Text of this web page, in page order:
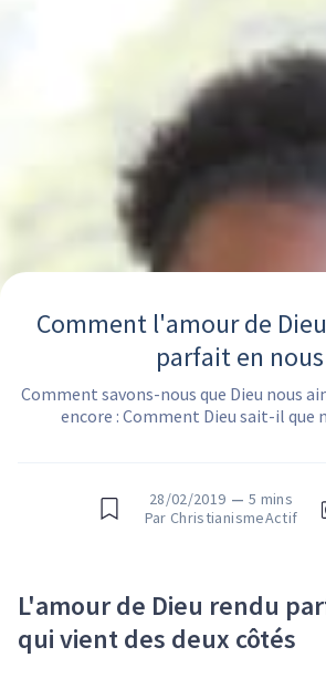
Comment l'amour de
parfait en nous
Comment savons-nous que Dieu nous
encore : Comment Dieu sait-il que
28/02/2019 — 5 mins
Par ChristianismeActif
L'amour de Dieu rendu
qui vient des deux côtés